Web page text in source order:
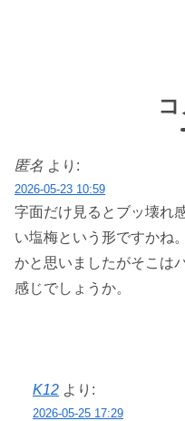
匿名 より:
2026-05-23 10:59
字面だけ見るとブッ壊れ
い塩梅という形ですかね
かと思いましたがそこは
感じでしょうか。
K12 より:
2026-05-25 17:29